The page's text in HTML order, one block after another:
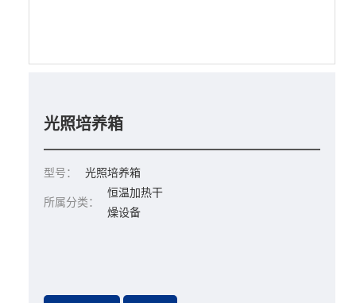
光照培养箱
型号： 光照培养箱
所属分类：
恒温加热干
燥设备